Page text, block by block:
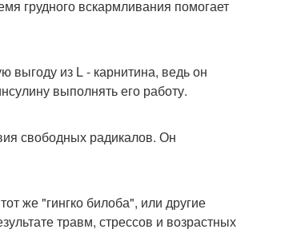
грудного вскармливания помогает
выгоду из L - карнитина, ведь он
выполнять его работу.
свободных радикалов. Он
же "гингко билоба", или другие
травм, стрессов и возрастных